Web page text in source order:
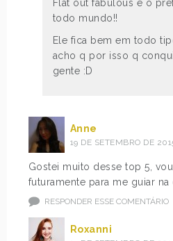
Flat out fabulous é o
todo mundo!!
Ele fica bem em todo
acho q por isso q
gente :D
Anne
19 DE SETEMBRO DE
Gostei muito desse top 5,
futuramente para me guiar na
RESPONDER ESSE COMENTÁRIO
Roxanni